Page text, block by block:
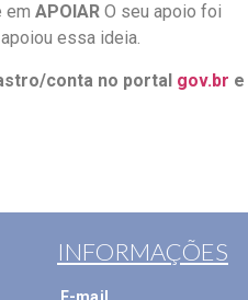
em APOIAR O seu apoio foi
essa ideia.
conta no portal gov.br e
INFORMAÇÕES